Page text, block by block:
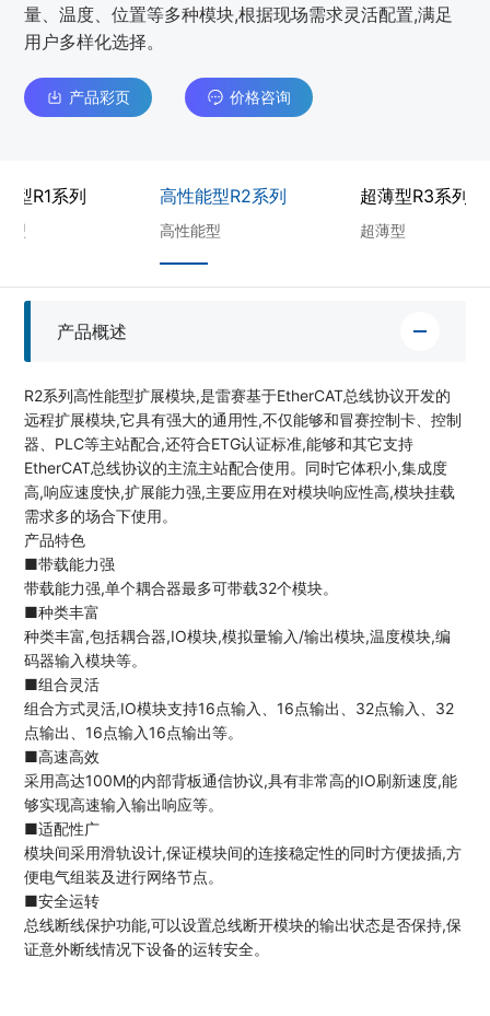
量、温度、位置等多种模块,根据现场需求灵活配置,满足
用户多样化选择。
产品彩页 价格咨询
型R1系列
型
高性能型R2系列
高性能型
超薄型R3系列
超薄型
产品概述
R2系列高性能型扩展模块,是雷赛基于EtherCAT总线协议开发的
远程扩展模块,它具有强大的通用性,不仅能够和冒赛控制卡、控制
器、PLC等主站配合,还符合ETG认证标准,能够和其它支持
EtherCAT总线协议的主流主站配合使用。同时它体积小,集成度
高,响应速度快,扩展能力强,主要应用在对模块响应性高,模块挂载
需求多的场合下使用。
产品特色
■带载能力强
带载能力强,单个耦合器最多可带载32个模块。
■种类丰富
种类丰富,包括耦合器,IO模块,模拟量输入/输出模块,温度模块,编
码器输入模块等。
■组合灵活
组合方式灵活,IO模块支持16点输入、16点输出、32点输入、32
点输出、16点输入16点输出等。
■高速高效
采用高达100M的内部背板通信协议,具有非常高的IO刷新速度,能
够实现高速输入输出响应等。
■适配性广
模块间采用滑轨设计,保证模块间的连接稳定性的同时方便拔插,方
便电气组装及进行网络节点。
■安全运转
总线断线保护功能,可以设置总线断开模块的输出状态是否保持,保
证意外断线情况下设备的运转安全。